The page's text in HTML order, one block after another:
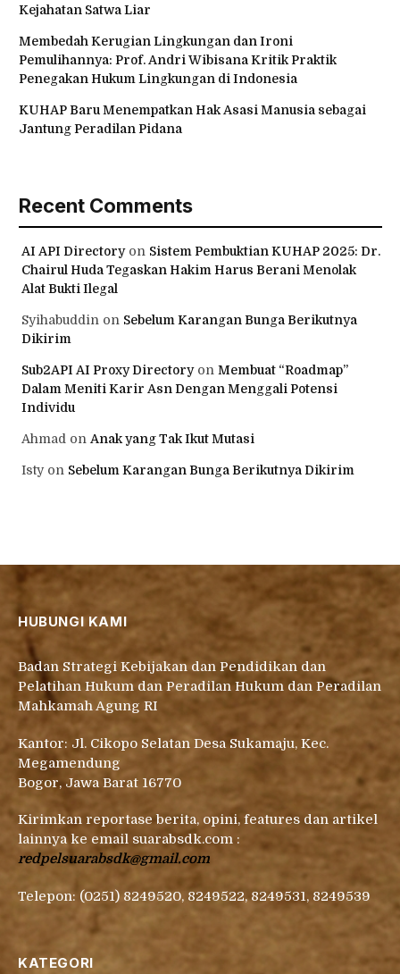
Kejahatan Satwa Liar
Membedah Kerugian Lingkungan dan Ironi
Pemulihannya: Prof. Andri Wibisana Kritik Praktik
Penegakan Hukum Lingkungan di Indonesia
KUHAP Baru Menempatkan Hak Asasi Manusia sebagai
Jantung Peradilan Pidana
Recent Comments
AI API Directoryon Sistem Pembuktian KUHAP 2025: Dr.
Chairul Huda Tegaskan Hakim Harus Berani Menolak
Alat Bukti Ilegal
Syihabuddin on Sebelum Karangan Bunga Berikutnya
Dikirim
Sub2API AI Proxy Directoryon Membuat “Roadmap”
Dalam Meniti Karir Asn Dengan Menggali Potensi
Individu
Ahmad on Anak yang Tak Ikut Mutasi
Istyon Sebelum Karangan Bunga Berikutnya Dikirim
HUBUNGI KAMI
Badan Strategi Kebijakan dan Pendidikan dan
Pelatihan Hukum dan Peradilan Hukum dan Peradilan
Mahkamah Agung RI
Kantor: Jl. Cikopo Selatan Desa Sukamaju, Kec.
Megamendung
Bogor, Jawa Barat 16770
Kirimkan reportase berita, opini, features dan artikel
lainnya ke email suarabsdk.com :
redpelsuarabsdk@gmail.com
Telepon: (0251) 8249520, 8249522, 8249531, 8249539
KATEGORI